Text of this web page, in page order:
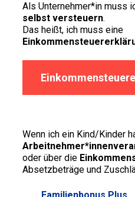
Als Unternehmer*in muss
selbst versteuern.
Das heißt, ich muss eine
Wenn ich ein Kind/Kinder
oder über die
Absetzbeträge und